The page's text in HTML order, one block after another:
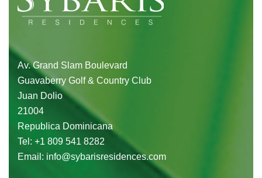
Av. Grand Slam Boulevard
Guavaberry Golf & Country Club
Juan Dolio
21004
Republica Dominicana
Tel: +1 809 541 8282
Email: info@sybarisresidences.com